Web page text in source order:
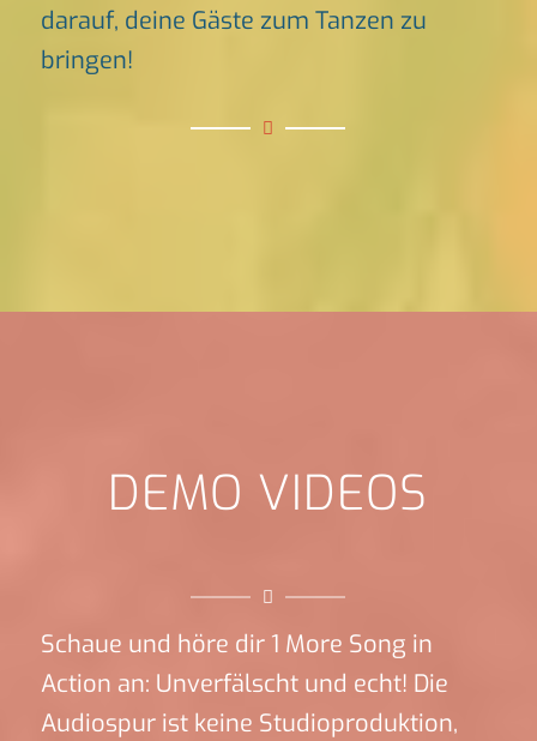
darauf, deine Gäste zum Tanzen zu
bringen!
DEMO VIDEOS
Schaue und höre dir 1 More Song in
Action an: Unverfälscht und echt! Die
Audiospur ist keine Studioproduktion,